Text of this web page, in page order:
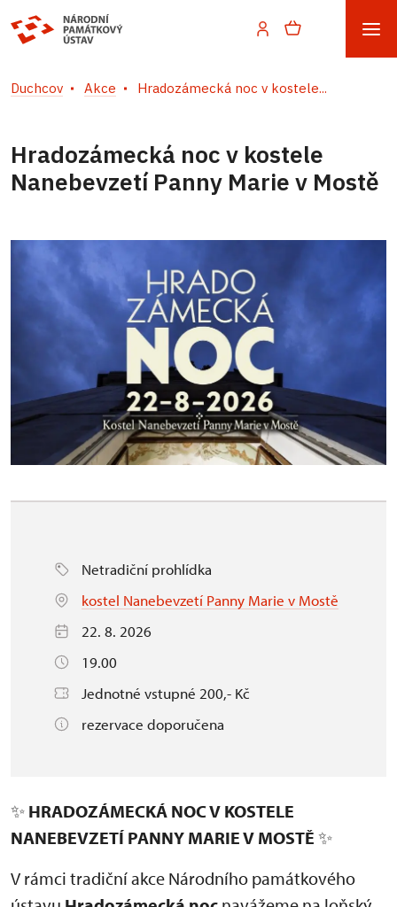
Duchcov Akce Hradozámecká noc v kostele...
Hradozámecká noc v kostele
Nanebevzetí Panny Marie v Mostě
Netradiční prohlídka
kostel Nanebevzetí Panny Marie v Mostě
22. 8. 2026
19.00
Jednotné vstupné 200,- Kč
rezervace doporučena
✨ HRADOZÁMECKÁ NOC V KOSTELE
NANEBEVZETÍ PANNY MARIE V MOSTĚ ✨
V rámci tradiční akce Národního památkového